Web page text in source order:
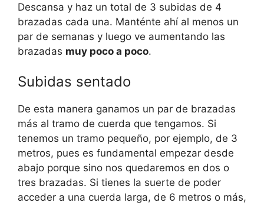
Descansa y haz un total de 3 subidas de 4
brazadas cada una. Manténte ahí al menos un
par de semanas y luego ve aumentando las
brazadas muy poco a poco.
Subidas sentado
De esta manera ganamos un par de brazadas
más al tramo de cuerda que tengamos. Si
tenemos un tramo pequeño, por ejemplo, de 3
metros, pues es fundamental empezar desde
abajo porque sino nos quedaremos en dos o
tres brazadas. Si tienes la suerte de poder
acceder a una cuerda larga, de 6 metros o más,